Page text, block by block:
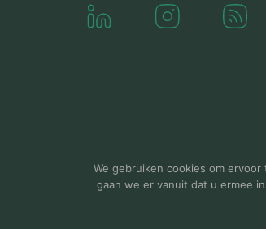
© 2000-2026 Van der Molen EIS
We gebruiken cookies om
gaan we er vanuit dat u ermee